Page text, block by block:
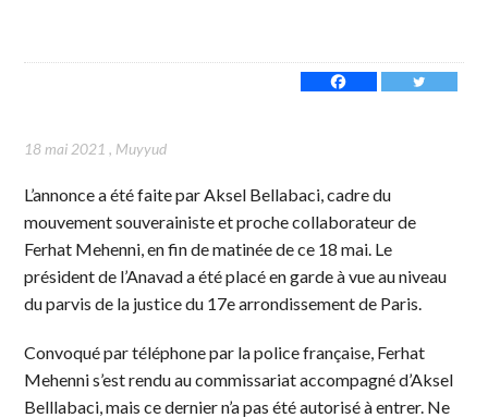
18 mai 2021 , Muyyud
L’annonce a été faite par Aksel Bellabaci, cadre du
mouvement souverainiste et proche collaborateur de
Ferhat Mehenni, en fin de matinée de ce 18 mai. Le
président de l’Anavad a été placé en garde à vue au niveau
du parvis de la justice du 17e arrondissement de Paris.
Convoqué par téléphone par la police française, Ferhat
Mehenni s’est rendu au commissariat accompagné d’Aksel
Belllabaci, mais ce dernier n’a pas été autorisé à entrer. Ne